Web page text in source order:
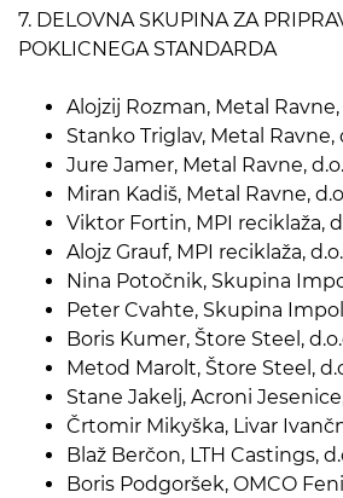
7. DELOVNA SKUPINA ZA
POKLICNEGA STANDARDA
­Alojzij Rozman, Metal Ravne,
­Stanko Triglav, Metal Ravne,
­Jure Jamer, Metal Ravne,
­Miran Kadiš, Metal Ravne,
­Viktor Fortin, MPI reciklaža,
­Alojz Grauf, MPI reciklaža,
­Nina Potočnik, Skupina
­Peter Cvahte, Skupina
­Boris Kumer, Štore Steel,
­Metod Marolt, Štore Steel,
­Stane Jakelj, Acroni
­Črtomir Mikyška, Livar
­Blaž Berčon, LTH Castings,
­Boris Podgoršek, OMCO